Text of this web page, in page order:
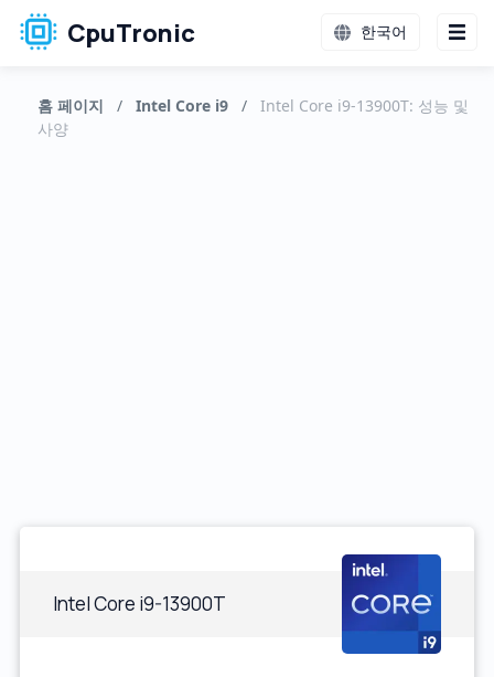
CpuTronic 한국어
홈 페이지 / Intel Core i9 /
Intel Core i9-13900T: 성능 및
사양
Intel Core i9-13900T